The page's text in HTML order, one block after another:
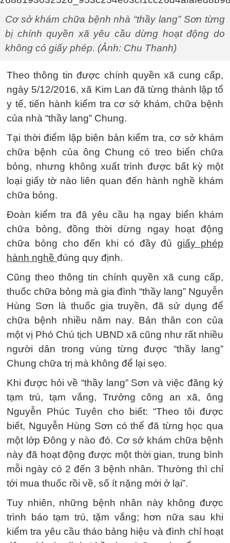
Cơ sở khám chữa bệnh nhà “thầy lang” Sơn từng
bị chính quyền xã yêu cầu dừng hoạt động do
không có giấy phép. (Ảnh: Chu Thanh)
Theo thông tin được chính quyền xã cung cấp,
ngày 5/12/2016, xã Kim Lan đã từng thành lập tổ
y tế, tiến hành kiểm tra cơ sở khám, chữa bệnh
của nhà “thầy lang” Chung.
Tại thời điểm lập biên bản kiểm tra, cơ sở khám
chữa bệnh của ông Chung có treo biển chữa
bỏng, nhưng không xuất trình được bất kỳ một
loại giấy tờ nào liên quan đến hành nghề khám
chữa bỏng.
Đoàn kiểm tra đã yêu cầu hạ ngay biển khám
chữa bỏng, đồng thời dừng ngay hoạt động
chữa bỏng cho đến khi có đầy đủgiấy phép
hành nghề đúng quy định.
Cũng theo thông tin chính quyền xã cung cấp,
thuốc chữa bỏng mà gia đình “thầy lang” Nguyễn
Hùng Sơn là thuốc gia truyền, đã sử dụng để
chữa bệnh nhiều năm nay. Bản thân con của
một vị Phó Chú tịch UBND xã cũng như rất nhiều
người dân trong vùng từng được “thầy lang”
Chung chữa trị mà không để lại sẹo.
Khi được hỏi về “thầy lang” Sơn và việc đăng ký
tạm trú, tạm vắng, Trưởng công an xã, ông
Nguyễn Phúc Tuyên cho biết: “Theo tôi được
biết, Nguyễn Hùng Sơn có thể đã từng học qua
một lớp Đông y nào đó. Cơ sở khám chữa bệnh
này đã hoạt động được một thời gian, trung bình
mỗi ngày có 2 đến 3 bệnh nhân. Thường thì chỉ
tới mua thuốc rồi về, số ít nặng mới ở lại”.
Tuy nhiên, những bệnh nhân này không được
trình báo tạm trú, tặm vắng; hơn nữa sau khi
kiểm tra yêu cầu tháo bảng hiệu và đình chỉ hoạt